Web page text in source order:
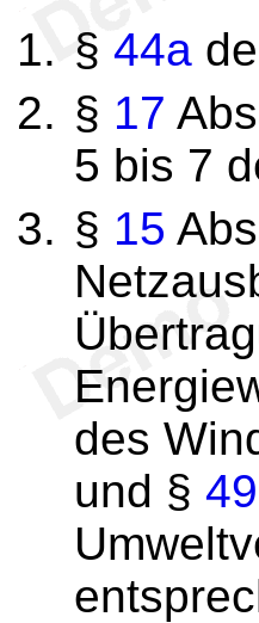
§ 44a
§ 17
5 bis 7
§ 15
des
und § 49